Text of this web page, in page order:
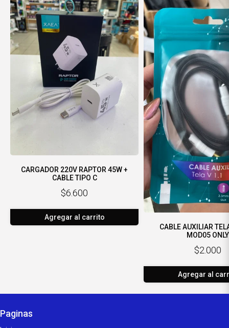
CARGADOR 220V RAPTOR 45W +
CABLE TIPO C
$6.600
Agregar al carrito
CABLE AUXILIAR
MOD05 ONLY
$2.000
Agregar al
Paginas